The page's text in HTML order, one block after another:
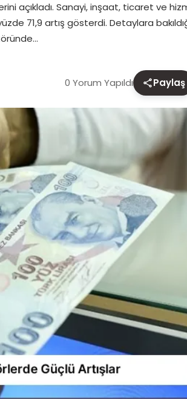
açıkladı. Sanayi, inşaat, ticaret
71,9 artış gösterdi. Detaylara
0 Yorum Yapıldı Paylaş